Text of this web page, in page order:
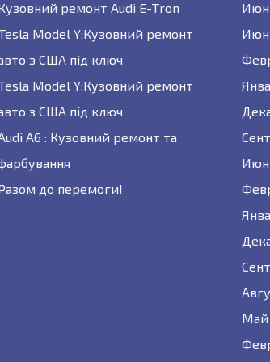
ремонт Audi E-Tron
Model Y:Кузовний ремонт
з США під ключ
Model Y:Кузовний ремонт
з США під ключ
A6 : Кузовний ремонт та
до перемоги!
Май